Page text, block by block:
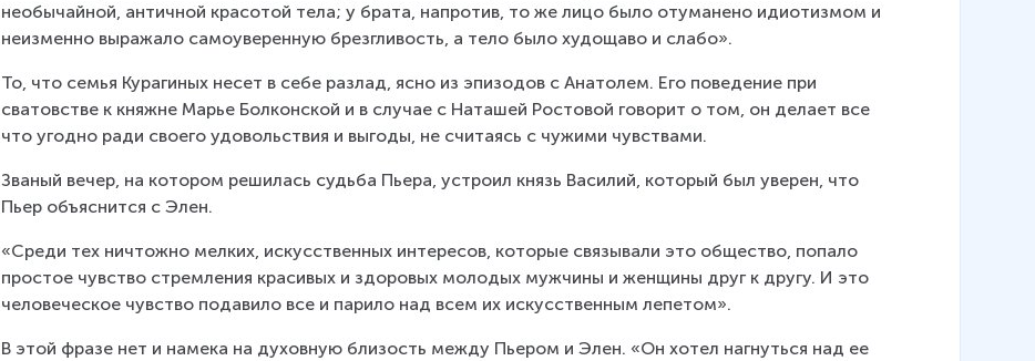
необычайной, античной красотой тела; у брата, напротив, то же лицо было отуманено идиотизмом и
неизменно выражало самоуверенную брезгливость, а тело было худощаво и слабо».
То, что семья Курагиных несет в себе разлад, ясно из эпизодов с Анатолем. Его поведение при
сватовстве к княжне Марье Болконской и в случае с Наташей Ростовой говорит о том, он делает все
что угодно ради своего удовольствия и выгоды, не считаясь с чужими чувствами.
Званый вечер, на котором решилась судьба Пьера, устроил князь Василий, который был уверен, что
Пьер объяснится с Элен.
«Среди тех ничтожно мелких, искусственных интересов, которые связывали это общество, попало
простое чувство стремления красивых и здоровых молодых мужчины и женщины друг к другу. И это
человеческое чувство подавило все и парило над всем их искусственным лепетом».
В этой фразе нет и намека на духовную близость между Пьером и Элен. «Он хотел нагнуться над ее